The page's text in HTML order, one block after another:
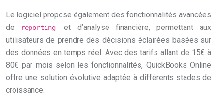
Le logiciel propose également des fonctionnalités avancées
de
reportinget d’analyse financière, permettant aux
utilisateurs de prendre des décisions éclairées basées sur
des données en temps réel. Avec des tarifs allant de 15€ à
80€ par mois selon les fonctionnalités, QuickBooks Online
offre une solution évolutive adaptée à différents stades de
croissance.